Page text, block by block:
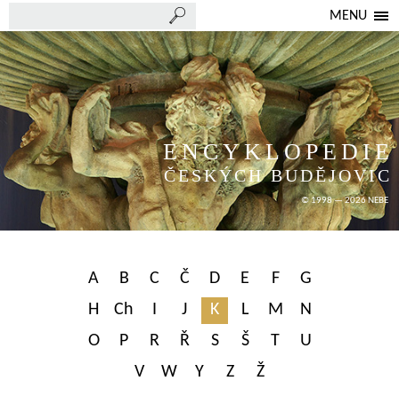
MENU
ENCYKLOPEDIE
ČESKÝCH BUDĚJOVIC
© 1998 — 2026 NEBE
A B C Č D E F
G
H
Ch I J K L M
N
O
P R Ř S Š T
U
V
W Y Z Ž